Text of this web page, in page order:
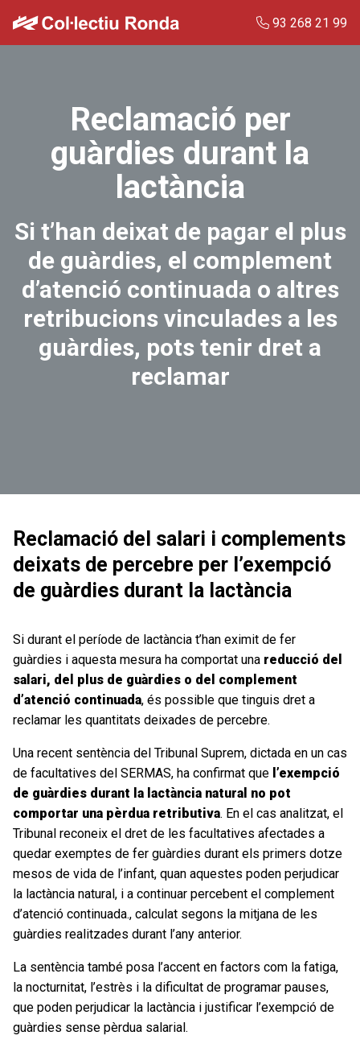
contingut
Demanar visita
93 268 21 99
Reclamació per
guàrdies durant la
lactància
Si t’han deixat de pagar el plus
de guàrdies, el complement
d’atenció continuada o altres
retribucions vinculades a les
guàrdies, pots tenir dret a
reclamar
Reclamació del salari i complements
deixats de percebre per l’exempció
de guàrdies durant la lactància
Si durant el període de lactància t’han eximit de fer
guàrdies i aquesta mesura ha comportat una reducció del
salari, del plus de guàrdies o del complement
d’atenció continuada, és possible que tinguis dret a
reclamar les quantitats deixades de percebre.
Una recent sentència del Tribunal Suprem, dictada en un cas
de facultatives del SERMAS, ha confirmat que l’exempció
de guàrdies durant la lactància natural no pot
comportar una pèrdua retributiva. En el cas analitzat, el
Tribunal reconeix el dret de les facultatives afectades a
quedar exemptes de fer guàrdies durant els primers dotze
mesos de vida de l’infant, quan aquestes poden perjudicar
la lactància natural, i a continuar percebent el complement
d’atenció continuada., calculat segons la mitjana de les
guàrdies realitzades durant l’any anterior.
La sentència també posa l’accent en factors com la fatiga,
la nocturnitat, l’estrès i la dificultat de programar pauses,
que poden perjudicar la lactància i justificar l’exempció de
guàrdies sense pèrdua salarial.